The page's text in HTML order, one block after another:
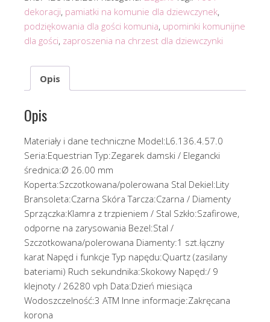
dekoracji, pamiatki na komunie dla dziewczynek,
podziękowania dla gości komunia, upominki komunijne
dla gości, zaproszenia na chrzest dla dziewczynki
Opis
Opis
Materiały i dane techniczne Model:L6.136.4.57.0
Seria:Equestrian Typ:Zegarek damski / Elegancki
średnica:Ø 26.00 mm
Koperta:Szczotkowana/polerowana Stal Dekiel:Lity
Bransoleta:Czarna Skóra Tarcza:Czarna / Diamenty
Sprzączka:Klamra z trzpieniem / Stal Szkło:Szafirowe,
odporne na zarysowania Bezel:Stal /
Szczotkowana/polerowana Diamenty:1 szt.łączny
karat Napęd i funkcje Typ napędu:Quartz (zasilany
bateriami) Ruch sekundnika:Skokowy Napęd:/ 9
klejnoty / 26280 vph Data:Dzień miesiąca
Wodoszczelność:3 ATM Inne informacje:Zakręcana
korona